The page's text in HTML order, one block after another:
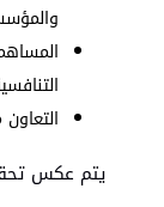
يتم عكس